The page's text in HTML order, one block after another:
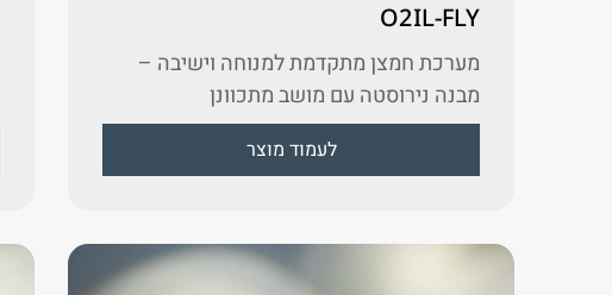
O2IL-FLY
מערכת חמצן מתקדמת למנוחה וישיבה –
מבנה נירוסטה עם מושב מתכוונן
לעמוד מוצר